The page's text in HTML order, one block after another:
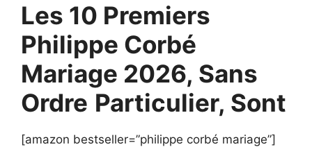
Les 10 Premiers
Philippe Corbé
Mariage 2026, Sans
Ordre Particulier, Sont
[amazon bestseller=”philippe corbé mariage”]